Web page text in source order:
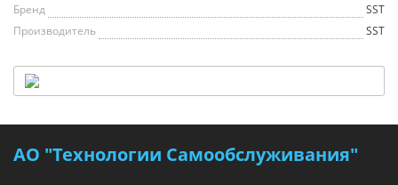
Бренд
SST
Производитель
SST
АО "Технологии Самообслуживания"